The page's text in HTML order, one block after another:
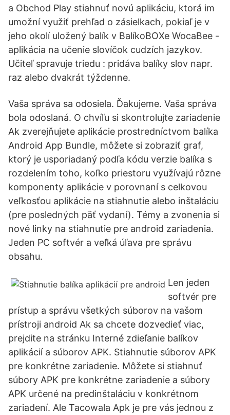
a Obchod Play stiahnuť novú aplikáciu, ktorá im
umožní využiť prehľad o zásielkach, pokiaľ je v
jeho okolí uložený balík v BalíkoBOXe WocaBee -
aplikácia na učenie slovíčok cudzích jazykov.
Učiteľ spravuje triedu : pridáva balíky slov napr.
raz alebo dvakrát týždenne.
Vaša správa sa odosiela. Ďakujeme. Vaša správa
bola odoslaná. O chvíľu si skontrolujte zariadenie
Ak zverejňujete aplikácie prostredníctvom balíka
Android App Bundle, môžete si zobraziť graf,
ktorý je usporiadaný podľa kódu verzie balíka s
rozdelením toho, koľko priestoru využívajú rôzne
komponenty aplikácie v porovnaní s celkovou
veľkosťou aplikácie na stiahnutie alebo inštaláciu
(pre posledných päť vydaní). Témy a zvonenia si
nové linky na stiahnutie pre android zariadenia.
Jeden PC softvér a veľká úľava pre správu
obsahu.
Len jeden
softvér pre
prístup a správu všetkých súborov na vašom
prístroji android Ak sa chcete dozvedieť viac,
prejdite na stránku Interné zdieľanie balíkov
aplikácií a súborov APK. Stiahnutie súborov APK
pre konkrétne zariadenie. Môžete si stiahnuť
súbory APK pre konkrétne zariadenie a súbory
APK určené na predinštaláciu v konkrétnom
zariadení. Ale Tacowala Apk je pre vás jednou z